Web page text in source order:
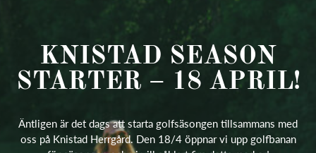
KNISTAD SEASON
STARTER – 18 APRIL!
Äntligen är det dags att starta golfsäsongen tillsammans med
oss på Knistad Herrgård. Den 18/4 öppnar vi upp golfbanan